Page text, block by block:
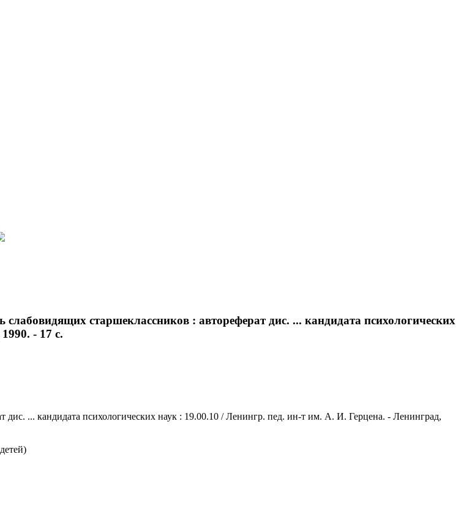
старшеклассников : автореферат дис. ... кандидата психологических
- 17 с.
дис. ... кандидата психологических наук : 19.00.10 / Ленингр. пед. ин-т им. А. И. Герцена. - Ленинград,